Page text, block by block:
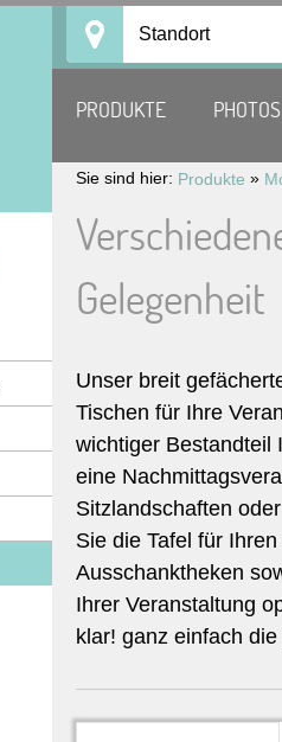
Standort
PRODUKTE
Sie sind hier: Produkte »
Gelegenheit
Unser breit
Tischen für Ihre
wichtiger Bestandteil
eine
Sitzlandschaften
Sie die Tafel für
Ausschanktheken
Ihrer Veranstaltung
klar! ganz einfach